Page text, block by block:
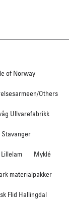
of Norway
Others
Ullvarefabrikk
Stavanger
Lillelam Myklé
materialpakker
Flid Hallingdal